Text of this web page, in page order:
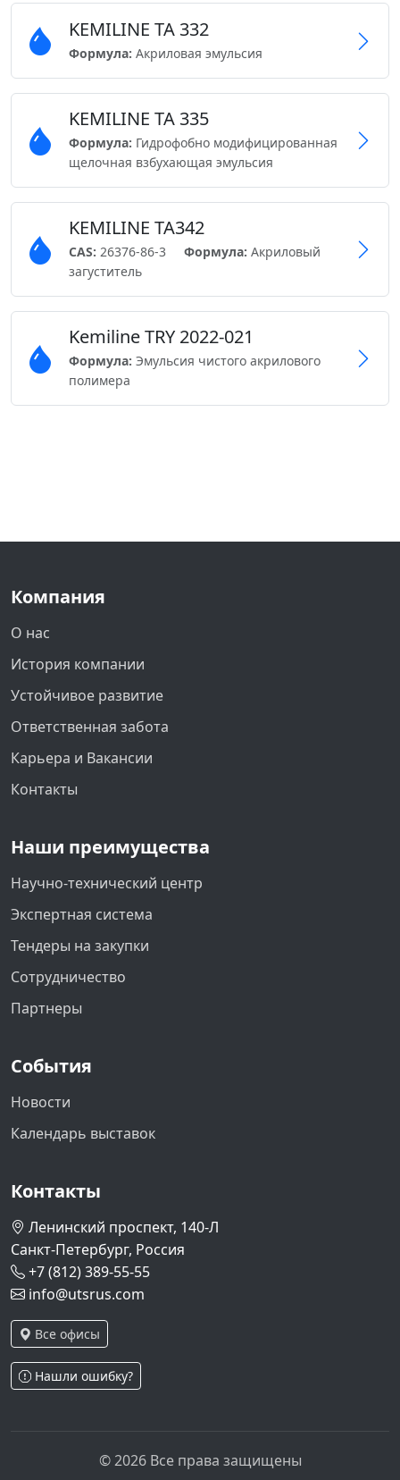
KEMILINE TA 332
Формула: Акриловая эмульсия
KEMILINE TA 335
Формула: Гидрофобно модифицированная
щелочная взбухающая эмульсия
KEMILINE TA342
CAS: 26376-86-3 Формула: Акриловый
загуститель
Kemiline TRY 2022-021
Формула: Эмульсия чистого акрилового
полимера
Компания
О нас
История компании
Устойчивое развитие
Ответственная забота
Карьера и Вакансии
Контакты
Наши преимущества
Научно-технический центр
Экспертная система
Тендеры на закупки
Сотрудничество
Партнеры
События
Новости
Календарь выставок
Контакты
Ленинский проспект, 140-Л
Санкт-Петербург, Россия
+7 (812) 389-55-55
info@utsrus.com
Все офисы
Нашли ошибку?
© 2026 Все права защищены